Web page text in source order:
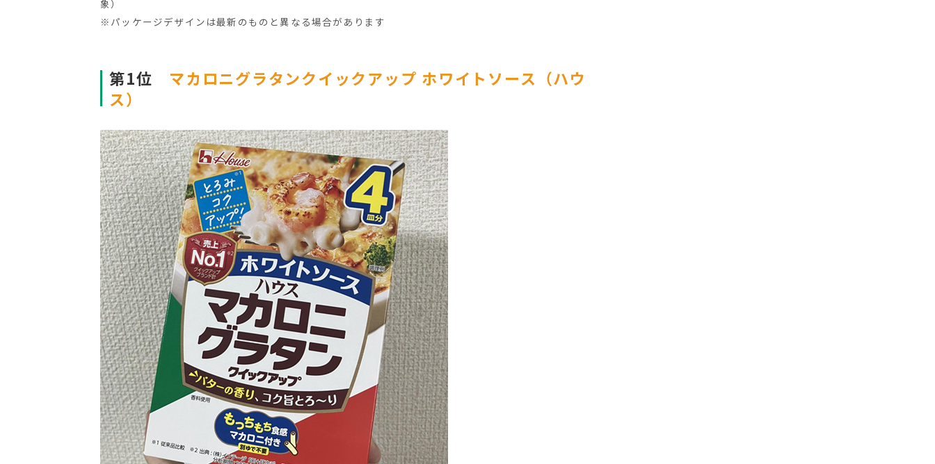
象）
※パッケージデザインは最新のものと異なる場合があります
第1位 マカロニグラタンクイックアップ ホワイトソース（ハウ
ス）